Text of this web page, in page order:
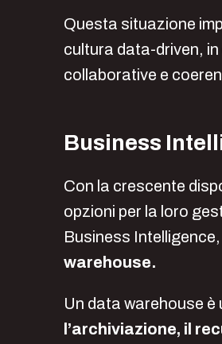
Questa situazione
cultura data-driven,
collaborative e
Business
Con la crescente
opzioni per la loro
Business
warehouse.
Un data warehouse
l’archiviazione, il